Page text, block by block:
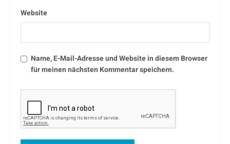
Website
Name, E-Mail-Adresse und Website in diesem Browser
für meinen nächsten Kommentar speichern.